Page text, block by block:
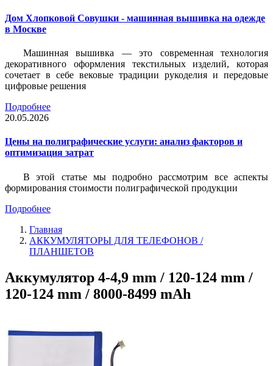
Дом Хлопковой Совушки - машинная вышивка на одежде
в Москве
Машинная вышивка — это современная технология
декоративного оформления текстильных изделий, которая
сочетает в себе вековые традиции рукоделия и передовые
цифровые решения
Подробнее
20.05.2026
Цены на полиграфические услуги: анализ факторов и
оптимизация затрат
В этой статье мы подробно рассмотрим все аспекты
формирования стоимости полиграфической продукции
Подробнее
Главная
АККУМУЛЯТОРЫ ДЛЯ ТЕЛЕФОНОВ /
ПЛАНШЕТОВ
Аккумулятор 4-4,9 mm / 120-124 mm /
120-124 mm / 8000-8499 mAh